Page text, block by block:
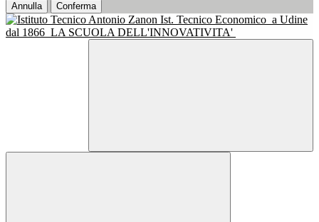
Annulla Conferma
Ist. Tecnico Economico a Udine
dal 1866 LA SCUOLA DELL'INNOVATIVITA'